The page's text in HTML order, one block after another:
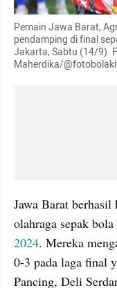
Pemain Jawa Barat,
pendamping di final
Jakarta, Sabtu (14/9).
Maherdika/
Jawa Barat
olahraga sepak
2024. Mereka
0-3 pada laga final
Pancing, Deli